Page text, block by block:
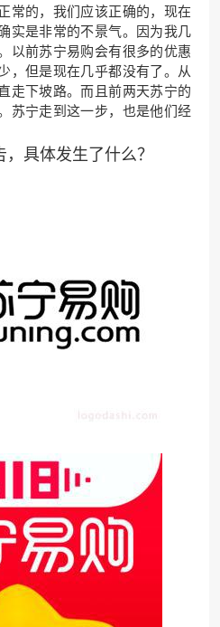
常的，我们应该正确的，现在
实是非常的不景气。因为我几
以前苏宁易购会有很多的优惠
，但是现在几乎都没有了。从
走下坡路。而且前两天苏宁的
苏宁走到这一步，也是他们经
具体发生了什么？